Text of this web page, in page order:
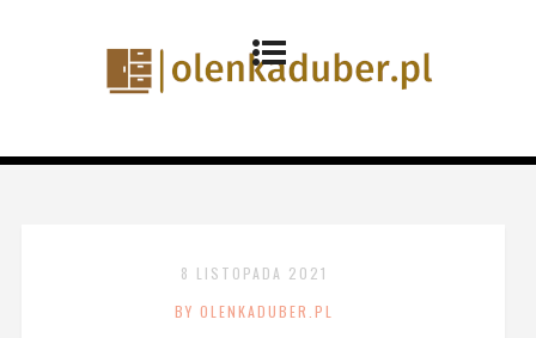
8 LISTOPADA 2021
BY OLENKADUBER.PL